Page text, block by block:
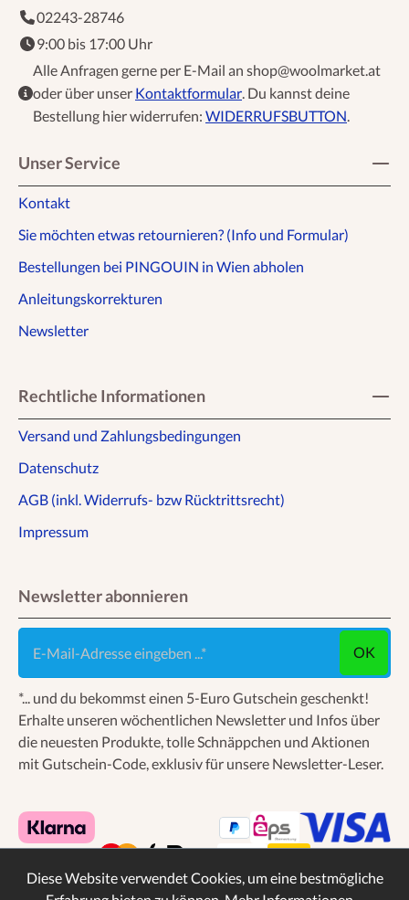
02243-28746
9:00 bis 17:00 Uhr
Alle Anfragen gerne per E-Mail an shop@woolmarket.at
oder über unser Kontaktformular . Du kannst deine
Bestellung hier widerrufen: WIDERRUFSBUTTON
Unser Service
Kontakt
Sie möchten etwas retournieren? (Info und Formular)
Bestellungen bei PINGOUIN in Wien abholen
Anleitungskorrekturen
Newsletter
Rechtliche Informationen
Versand und Zahlungsbedingungen
Datenschutz
AGB (inkl. Widerrufs- bzw Rücktrittsrecht)
Impressum
Newsletter abonnieren
E-Mail-Adresse eingeben ...
OK
*... und du bekommst einen 5-Euro Gutschein geschenkt!
Erhalte unseren wöchentlichen Newsletter und Infos über
die neuesten Produkte, tolle Schnäppchen und Aktionen
mit Gutschein-Code, exklusiv für unsere Newsletter-Leser.
Diese Website verwendet Cookies, um eine bestmögliche